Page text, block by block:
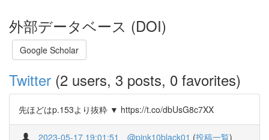
外部データベース (DOI)
Google Scholar
Twitter (2 users, 3 posts, 0 favorites)
先ほどはp.153より抜粋 ▼ https://t.co/dbUsG8c7XX
2023-05-17 19:01:51 @pink10black01 (投稿一覧)